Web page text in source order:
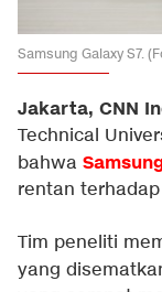
Samsung Galaxy S7.
Jakarta, CNN
Technical
bahwa
rentan
Tim peneliti
yang